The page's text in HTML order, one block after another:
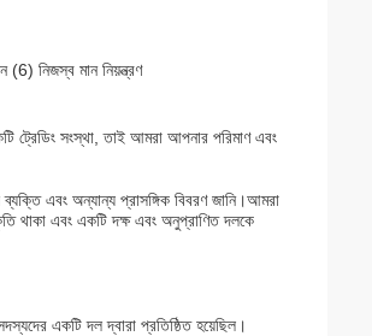
নিজস্ব মান নিয়ন্ত্রণ
ট্রেডিং সংস্থা, তাই আমরা আপনার পরিমাণ এবং
এবং অন্যান্য প্রাসঙ্গিক বিবরণ জানি।আমরা
থাকা এবং একটি দক্ষ এবং অনুপ্রাণিত দলকে
একটি দল দ্বারা প্রতিষ্ঠিত হয়েছিল।